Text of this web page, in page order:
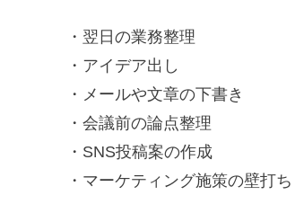
・翌日の業務整理
・アイデア出し
・メールや文章の下書き
・会議前の論点整理
・SNS投稿案の作成
・マーケティング施策の壁打ち